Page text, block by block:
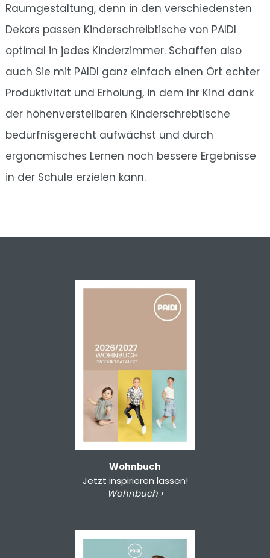
Raumgestaltung, denn in den verschiedensten
Dekors passen Kinderschreibtische von PAIDI
optimal in jedes Kinderzimmer. Schaffen also
auch Sie mit PAIDI ganz einfach einen Ort echter
Produktivität und Erholung, in dem Ihr Kind dank
der höhenverstellbaren Kinderschrebtische
bedürfnisgerecht aufwächst und durch
ergonomisches Lernen noch bessere Ergebnisse
in der Schule erzielen kann.
Wohnbuch
Jetzt inspirieren lassen!
Wohnbuch ›